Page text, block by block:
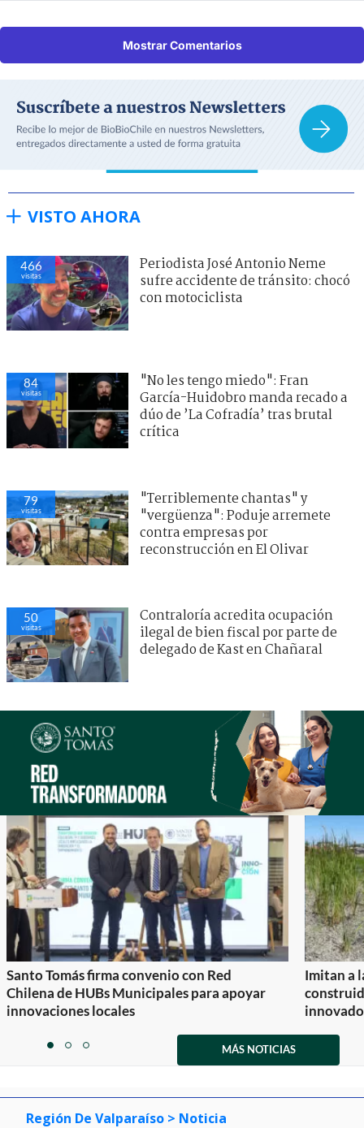
Mostrar Comentarios
VISTO AHORA
466
visitas
Periodista José Antonio Neme
sufre accidente de tránsito: chocó
con motociclista
84
visitas
"No les tengo miedo": Fran
García-Huidobro manda recado a
dúo de ’La Cofradía’ tras brutal
crítica
79
visitas
"Terriblemente chantas" y
"vergüenza": Poduje arremete
contra empresas por
reconstrucción en El Olivar
50
visitas
Contraloría acredita ocupación
ilegal de bien fiscal por parte de
delegado de Kast en Chañaral
Santo Tomás firma convenio con Red
Chilena de HUBs Municipales para apoyar
innovaciones locales
Imitan a
itemitemitem
MÁS NOTICIAS
Región De Valparaíso > Noticia